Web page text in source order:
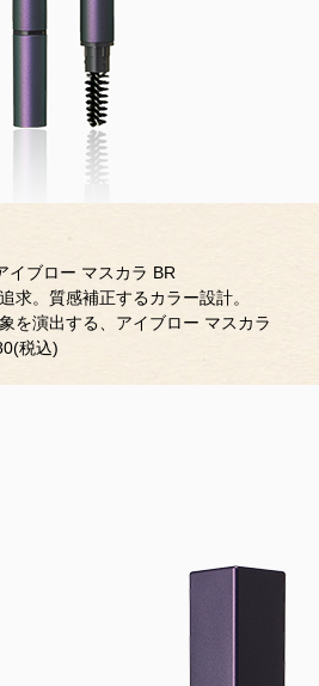
イブロー マスカラ BR
求。質感補正するカラー設計。
を演出する、アイブロー マスカラ
税込)